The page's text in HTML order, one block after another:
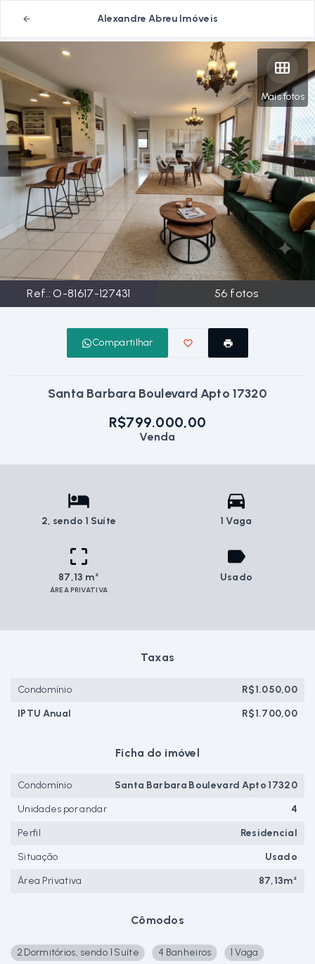
Alexandre Abreu Imóveis
Mais fotos
Ref.:O-81617-127431 56 fotos
Compartilhar
Santa Barbara Boulevard Apto 17320
R$799.000,00
Venda
2, sendo 1 Suíte 1 Vaga
87,13 m²
ÁREA PRIVATIVA
Usado
Cômodos
2 Dormitórios, sendo 1 Suíte 4 Banheiros 1 Vaga
Taxas
Condomínio
R$1.050,00
IPTU Anual
R$1.700,00
Ficha do imóvel
Condomínio
Santa Barbara Boulevard Apto 17320
Unidades por andar
4
Perfil
Residencial
Situação
Usado
Área Privativa
87,13m²